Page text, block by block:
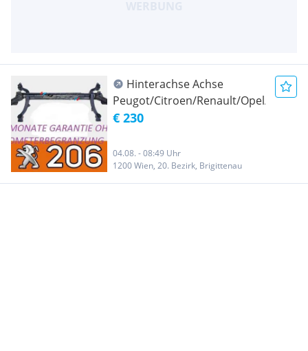
Hinterachse Achse
Peugot/Citroen/Renault/Opel/VW
€ 230
04.08. - 08:49 Uhr
1200 Wien, 20. Bezirk, Brigittenau